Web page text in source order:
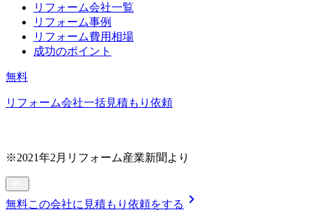
リフォーム会社一覧
リフォーム事例
リフォーム費用相場
成功のポイント
無料
リフォーム会社一括見積もり依頼
※2021年2月リフォーム産業新聞より
無料この会社に見積もり依頼をする chevron_right